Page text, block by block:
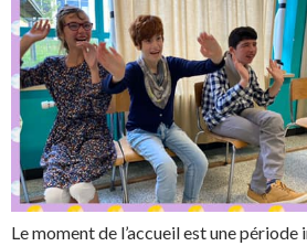
Le moment de l’accueil est une